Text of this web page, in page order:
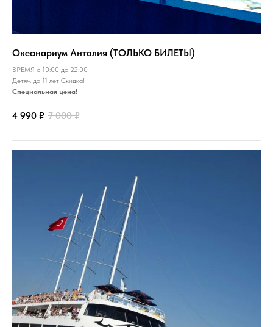
Океанариум Анталия (ТОЛЬКО БИЛЕТЫ)
ВРЕМЯ с 10:00 до 22:00
Детям до 11 лет Скидка!
Специальная цена!
4 990 ₽ 7 000 ₽